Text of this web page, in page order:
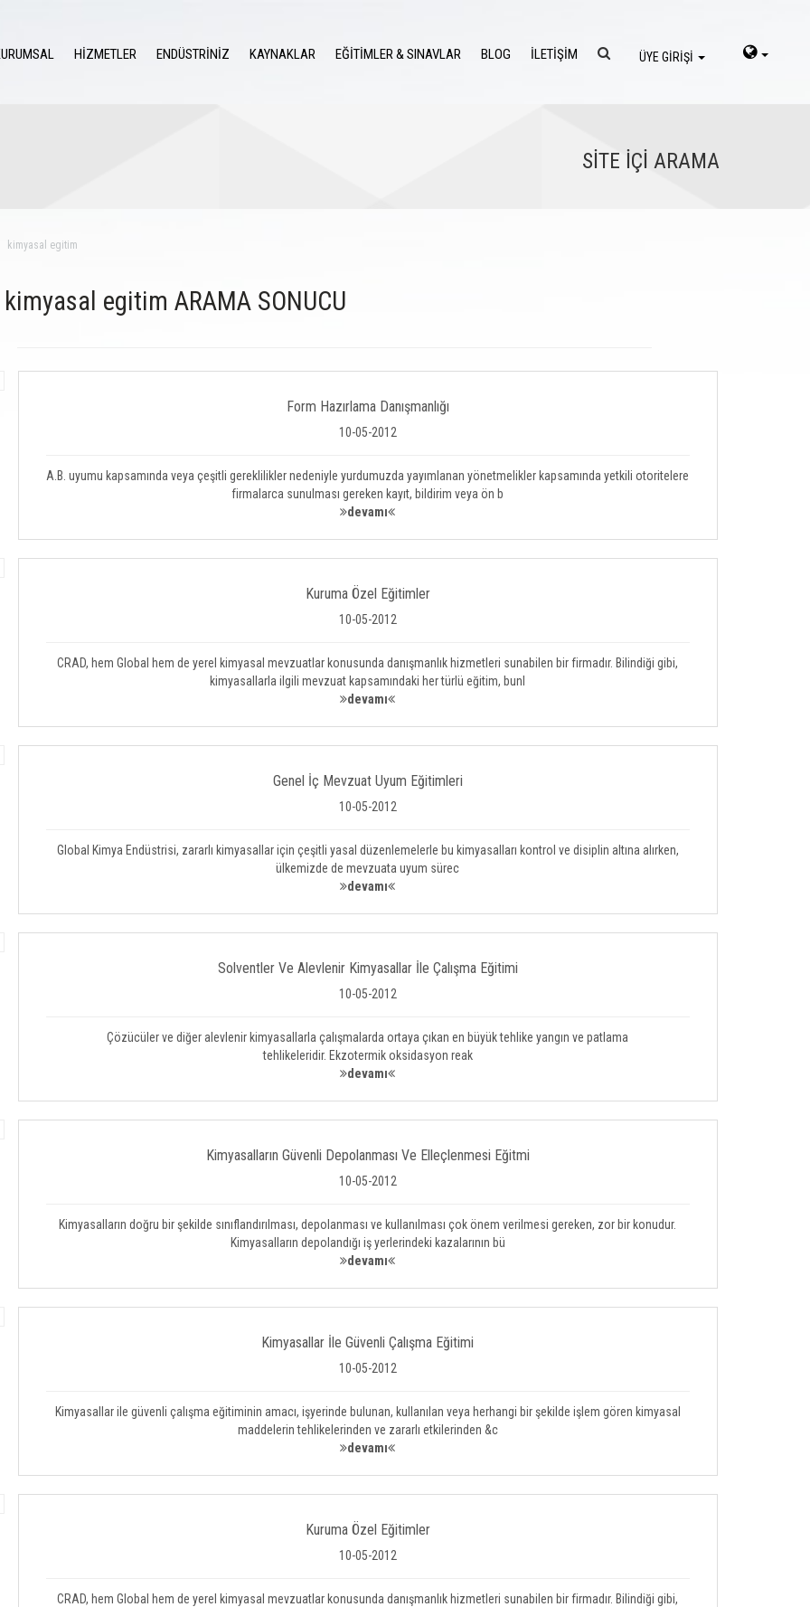
HİZMETLER ENDÜSTRİNİZ KAYNAKLAR EĞİTİMLER & SINAVLAR BLOG İLETİŞİM ÜYE GİRİŞİ
SİTE İÇİ ARAMA
kimyasal egitim
kimyasal egitim ARAMA SONUCU
Form Hazırlama Danışmanlığı
10-05-2012
A.B. uyumu kapsamında veya çeşitli gereklilikler nedeniyle yurdumuzda yayımlanan yönetmelikler kapsamında yetkili otoritelere
firmalarca sunulması gereken kayıt, bildirim veya ön b
devamı
Kuruma Özel Eğitimler
10-05-2012
CRAD, hem Global hem de yerel kimyasal mevzuatlar konusunda danışmanlık hizmetleri sunabilen bir firmadır. Bilindiği gibi,
kimyasallarla ilgili mevzuat kapsamındaki her türlü eğitim, bunl
devamı
Genel İç Mevzuat Uyum Eğitimleri
10-05-2012
Global Kimya Endüstrisi, zararlı kimyasallar için çeşitli yasal düzenlemelerle bu kimyasalları kontrol ve disiplin altına alırken,
ülkemizde de mevzuata uyum sürec
devamı
Solventler Ve Alevlenir Kimyasallar İle Çalışma Eğitimi
10-05-2012
Çözücüler ve diğer alevlenir kimyasallarla çalışmalarda ortaya çıkan en büyük tehlike yangın ve patlama
tehlikeleridir. Ekzotermik oksidasyon reak
devamı
Kimyasalların Güvenli Depolanması Ve Elleçlenmesi Eğitmi
10-05-2012
Kimyasalların doğru bir şekilde sınıflandırılması, depolanması ve kullanılması çok önem verilmesi gereken, zor bir konudur.
Kimyasalların depolandığı iş yerlerindeki kazalarının bü
devamı
Kimyasallar İle Güvenli Çalışma Eğitimi
10-05-2012
Kimyasallar ile güvenli çalışma eğitiminin amacı, işyerinde bulunan, kullanılan veya herhangi bir şekilde işlem gören kimyasal
maddelerin tehlikelerinden ve zararlı etkilerinden &c
devamı
Kuruma Özel Eğitimler
10-05-2012
CRAD, hem Global hem de yerel kimyasal mevzuatlar konusunda danışmanlık hizmetleri sunabilen bir firmadır. Bilindiği gibi,